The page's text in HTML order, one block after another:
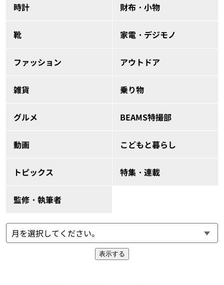
時計 財布・小物
靴 家電・デジモノ
ファッション アウトドア
雑貨 乗り物
グルメ BEAMS特撮部
動画 こどもと暮らし
トピックス 特集・連載
監修・執筆者
表示する